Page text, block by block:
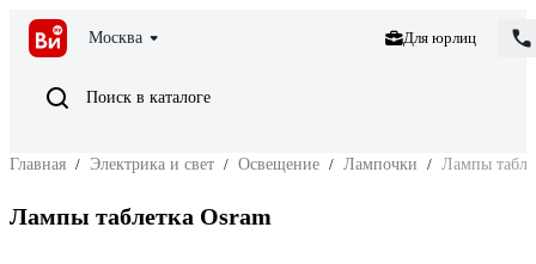
Москва Для юрлиц
Поиск в каталоге
Главная / Электрика и свет / Освещение / Лампочки / Лампы
Лампы таблетка Osram